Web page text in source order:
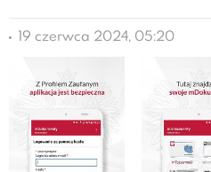
19 czerwca 2024, 05:20